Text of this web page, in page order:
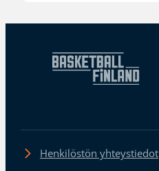
Henkilöstön yhteystiedot